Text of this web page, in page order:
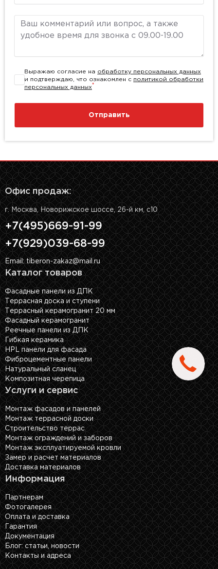
Комментарий
Выражаю согласие на обработку персональных данных
и подтверждаю, что ознакомлен с политикой обработки
персональных данных*
Отправить
Офис продаж:
г. Москва, Новорижское шоссе, 26-й км, с10
+7(495)669-91-99
+7(929)039-68-99
Email: tiberon-zakaz@mail.ru
Каталог товаров
Фасадные панели из ДПК
Террасная доска и ступени
Террасный керамогранит 20 мм
Фасадный керамогранит
Реечные панели из ДПК
Гибкая керамика
HPL панели для фасада
Фиброцементные панели
Натуральный сланец
Композитная черепица
Услуги и сервис
Монтаж фасадов и панелей
Монтаж террасной доски
Строительство террас
Монтаж ограждений и заборов
Монтаж эксплуатируемой кровли
Замер и расчет материалов
Доставка материалов
Информация
Партнерам
Фотогалерея
Оплата и доставка
Гарантия
Документация
Блог: cтатьи, новости
Контакты и адреса